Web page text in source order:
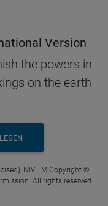
Version
the powers in
on the earth
NIV TM Copyright ©
All rights reserved